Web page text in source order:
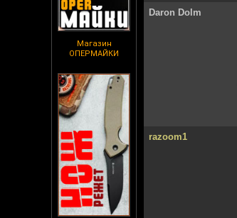
Магазин
ОПЕРМАЙКИ
Daron Dolm
razoom1